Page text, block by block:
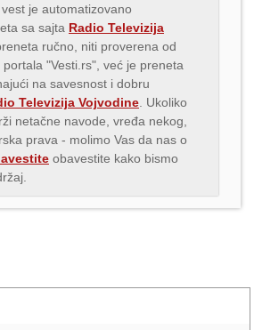
je automatizovano
sa sajta Radio Televizija
ručno, niti proverena od
"Vesti.rs", već je preneta
na savesnost i dobru
Televizija Vojvodine . Ukoliko
netačne navode, vređa nekog,
prava - molimo Vas da nas o
obavestite kako bismo